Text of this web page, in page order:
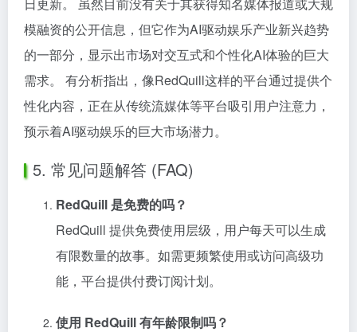
模融资的公开信息，但它作为AI驱动娱乐产业新兴趋势
的一部分，显示出市场对交互式和个性化AI体验的巨大
需求。 有分析指出，像RedQuill这样的平台通过提供个
性化内容，正在从传统流媒体等平台吸引用户注意力，
预示着AI驱动娱乐的巨大市场潜力。
5. 常见问题解答 (FAQ)
RedQuill 是免费的吗？
RedQuill 提供免费使用层级，用户每天可以生成
有限数量的故事。如需更频繁使用或访问高级功
能，平台提供付费订阅计划。
使用 RedQuill 有年龄限制吗？